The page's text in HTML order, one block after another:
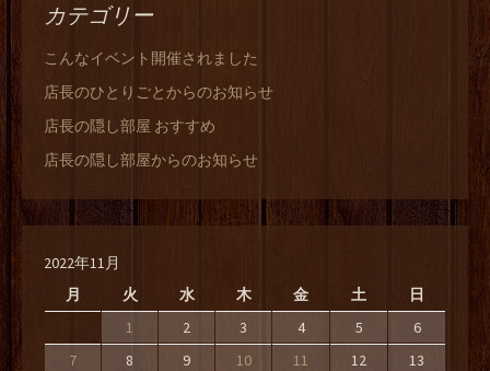
カテゴリー
こんなイベント開催されました
店長のひとりごとからのお知らせ
店長の隠し部屋 おすすめ
店長の隠し部屋からのお知らせ
2022年11月
月
火 水 木 金 土 日
1 2 3 4 5
6
7
8 9 10 11 12
13